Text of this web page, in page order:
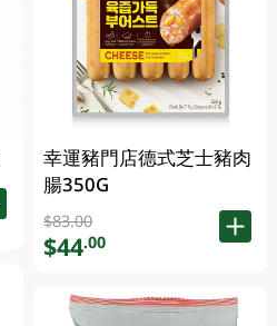
幸運豬門店德式芝士豬肉
腸350G
$83.00
$44.00